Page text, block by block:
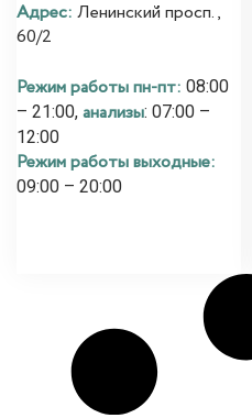
Адрес: Ленинский просп.,
60/2
Режим работы пн-пт: 08:00
– 21:00, анализы: 07:00 –
12:00
Режим работы выходные:
09:00 – 20:00